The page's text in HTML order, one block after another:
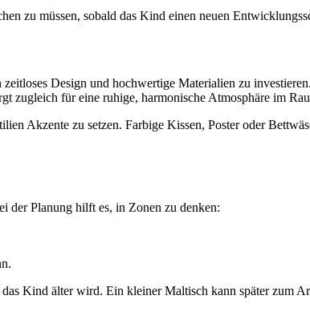
zu müssen, sobald das Kind einen neuen
Design und hochwertige Materialien zu
zugleich für eine ruhige, harmonische Atmosphäre im
Akzente zu setzen. Farbige Kissen, Poster oder
der Planung hilft es, in Zonen zu denken:
Kind älter wird. Ein kleiner Maltisch kann später zum